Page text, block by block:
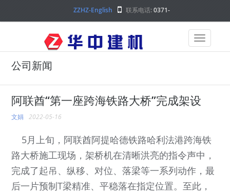
ZZHZ-English 联系电话:0371-
公司新闻
阿联酋“第一座跨海铁路大桥”完成架设
文娟 2022-05-16
5月上旬，阿联酋阿提哈德铁路哈利法港跨海铁
路大桥施工现场，架桥机在清晰洪亮的指令声中，
完成了起吊、纵移、对位、落梁等一系列动作，最
后一片预制T梁精准、平稳落在指定位置。至此，